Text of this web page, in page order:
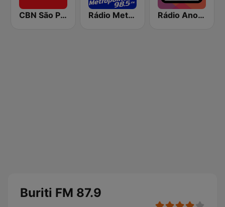
CBN São Paulo Rádio Metropolitana 98.5 FM Rádio Anos 80
Buriti FM 87.9